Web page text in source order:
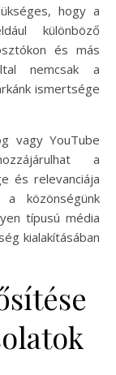
hogy a
különböző
és más
nemcsak a
ismertsége
vagy YouTube
a
és relevanciája
közönségünk
típusú média
kialakításában